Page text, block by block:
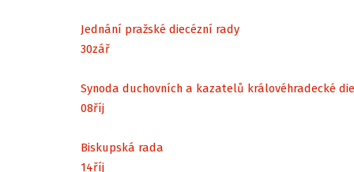
Jednání pražské diecézní rady
30zář
Synoda duchovních a kazatelů královéhradecké
08říj
Biskupská rada
14říj